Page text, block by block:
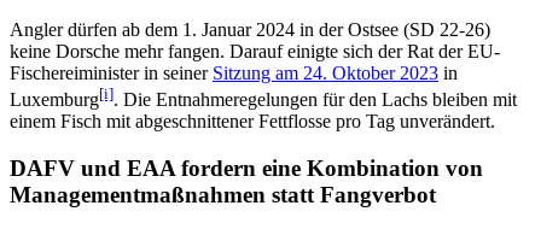
Angler dürfen ab dem 1. Januar 2024 in der Ostsee (SD 22-26)
keine Dorsche mehr fangen. Darauf einigte sich der Rat der EU-
Fischereiminister in seiner Sitzung am 24. Oktober 2023 in
Luxemburg[i]. Die Entnahmeregelungen für den Lachs bleiben mit
einem Fisch mit abgeschnittener Fettflosse pro Tag unverändert.
DAFV und EAA fordern eine Kombination von
Managementmaßnahmen statt Fangverbot